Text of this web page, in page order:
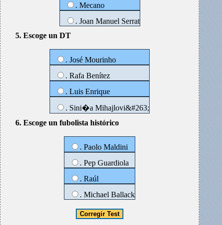
. Mecano
. Joan Manuel Serrat
5. Escoge un DT
. José Mourinho
. Rafa Benítez
. Luis Enrique
. Sini�a Mihajlovi&#263;
6. Escoge un fubolista histórico
. Paolo Maldini
. Pep Guardiola
. Raúl
. Michael Ballack